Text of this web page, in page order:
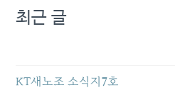
최근 글
KT새노조 소식지7호